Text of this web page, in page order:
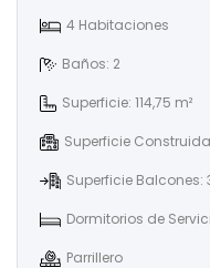
4 Habitaciones
Baños: 2
Superficie: 114,75 m²
Superficie
Superficie Balcones:
Dormitorios de
Parrillero